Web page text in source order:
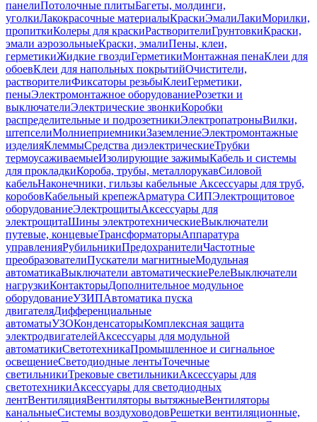
панелиПотолочные плитыБагеты, молдинги,
уголкиЛакокрасочные материалыКраскиЭмалиЛакиМорилки,
пропиткиКолеры для краскиРастворителиГрунтовкиКраски,
эмали аэрозольныеКраски, эмалиПены, клеи,
герметикиЖидкие гвоздиГерметикиМонтажная пенаКлеи для
обоевКлеи для напольных покрытийОчистители,
растворителиФиксаторы резьбыКлеиГерметики,
пеныЭлектромонтажное оборудованиеРозетки и
выключателиЭлектрические звонкиКоробки
распределительные и подрозетникиЭлектропатроныВилки,
штепселиМолниеприемникиЗаземлениеЭлектромонтажные
изделияКлеммыСредства диэлектрическиеТрубки
термоусаживаемыеИзолирующие зажимыКабель и системы
для прокладкиКороба, трубы, металлорукавСиловой
кабельНаконечники, гильзы кабельные Аксессуары для труб,
коробовКабельный крепежАрматура СИПЭлектрощитовое
оборудованиеЭлектрощитыАксессуары для
электрощитаШины электротехническиеВыключатели
путевые, концевыеТрансформаторыАппаратура
управленияРубильникиПредохранителиЧастотные
преобразователиПускатели магнитныеМодульная
автоматикаВыключатели автоматическиеРелеВыключатели
нагрузкиКонтакторыДополнительное модульное
оборудованиеУЗИПАвтоматика пуска
двигателяДифференциальные
автоматыУЗОКонденсаторыКомплексная защита
электродвигателейАксессуары для модульной
автоматикиСветотехникаПромышленное и сигнальное
освещениеСветодиодные лентыТочечные
светильникиТрековые светильникиАксессуары для
светотехникиАксессуары для светодиодных
лентВентиляцияВентиляторы вытяжныеВентиляторы
канальныеСистемы воздуховодовРешетки вентиляционные,